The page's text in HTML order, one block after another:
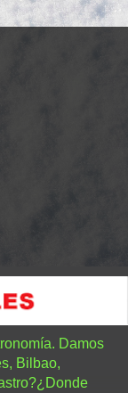
Damos
Bilbao,